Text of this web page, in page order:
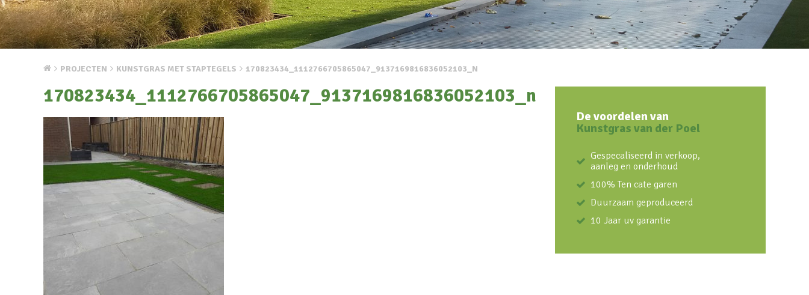
PROJECTEN KUNSTGRAS MET STAPTEGELS 170823434_1112766705865047_9137169816836052103_N
170823434_1112766705865047_9137169816836052103_n
De voordelen van
Kunstgras van der Poel
Gespecaliseerd in verkoop,
aanleg en onderhoud
100% Ten cate garen
Duurzaam geproduceerd
10 Jaar uv garantie